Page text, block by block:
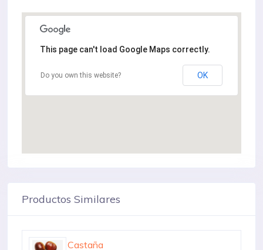
This page can't load Google Maps correctly.
Do you own this website? OK
Productos Similares
Castaña